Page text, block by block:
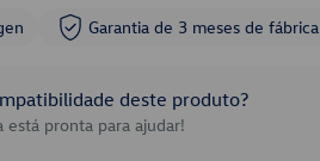
Garantia de 3 meses de fábrica
deste produto?
está pronta para ajudar!